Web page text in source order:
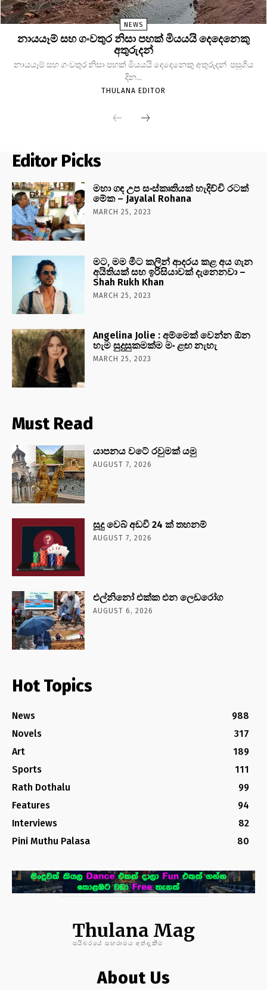
NEWS
නායයෑම් සහ ගංවතුර නිසා පහක් මියයයි දෙදෙනෙකු
අතුරුදන්
නායයෑම් සහ ගංවතුර නිසා පහක් මියයයි දෙදෙනෙකු අතුරුදන් පසුගිය
දින...
THULANA EDITOR
Editor Picks
මහා ගඳ උප සංස්කෘතියක් හැදිච්චි රටක්
මේක – Jayalal Rohana
MARCH 25, 2023
මට, මම මීට කලින් ආදරය කළ අය ගැන
අයිතියක් සහ ඉරිසියාවක් දැනෙනවා –
Shah Rukh Khan
MARCH 25, 2023
Angelina Jolie : අම්මෙක් වෙන්න ඕන
හැම සුදුසුකමක්ම මං ළඟ නැහැ
MARCH 25, 2023
Must Read
යාපනය වටේ රවුමක් යමු
AUGUST 7, 2026
සූදු වෙබ් අඩවි 24 ක් තහනම්
AUGUST 7, 2026
එල්නිනෝ එක්ක එන ලෙඩරෝග
AUGUST 6, 2026
Hot Topics
News
988
Novels
317
Art
189
Sports
111
Rath Dothalu
99
Features
94
Interviews
82
Pini Muthu Palasa
80
Thulana Mag
සයිබරයේ සඟරාමය අත්දැකීම
About Us